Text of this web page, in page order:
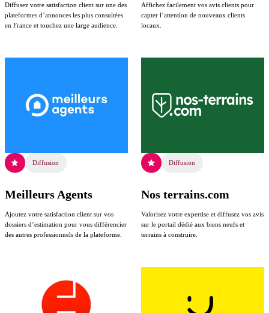
Diffusez votre satisfaction client sur une des
plateformes d’annonces les plus consultées
en France et touchez une large audience.
Affichez facilement vos avis clients pour
capter l’attention de nouveaux clients
locaux.
Diffusion
Meilleurs Agents
Ajoutez votre satisfaction client sur vos
dossiers d’estimation pour vous différencier
des autres professionnels de la plateforme.
Diffusion
Nos terrains.com
Valorisez votre expertise et diffusez vos avis
sur le portail dédié aux biens neufs et
terrains à construire.